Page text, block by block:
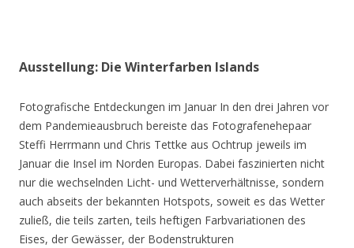
Ausstellung: Die Winterfarben Islands
Fotografische Entdeckungen im Januar In den drei Jahren vor
dem Pandemieausbruch bereiste das Fotografenehepaar
Steffi Herrmann und Chris Tettke aus Ochtrup jeweils im
Januar die Insel im Norden Europas. Dabei faszinierten nicht
nur die wechselnden Licht- und Wetterverhältnisse, sondern
auch abseits der bekannten Hotspots, soweit es das Wetter
zuließ, die teils zarten, teils heftigen Farbvariationen des
Eises, der Gewässer, der Bodenstrukturen